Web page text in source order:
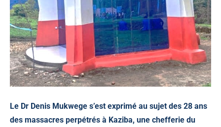
Le Dr Denis Mukwege s’est exprimé au sujet des 28 ans
des massacres perpétrés à Kaziba, une chefferie du